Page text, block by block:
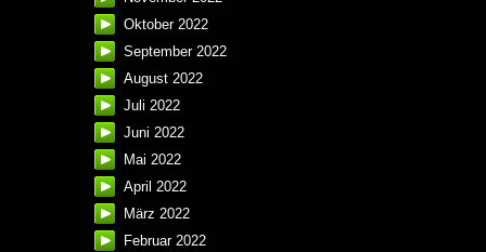
Oktober 2022
September 2022
August 2022
Juli 2022
Juni 2022
Mai 2022
April 2022
März 2022
Februar 2022